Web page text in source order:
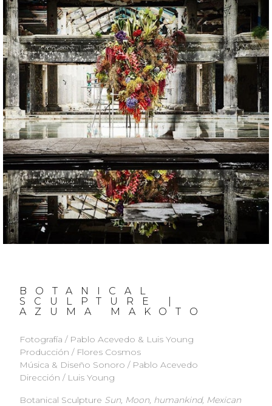
BOTANICAL
SCULPTURE |
AZUMA MAKOTO
Fotografía / Pablo Acevedo & Luis Young
Producción / Flores Cosmos
Música & Diseño Sonoro / Pablo Acevedo
Dirección / Luis Young
Botanical Sculpture Sun, Moon, humankind, Mexican